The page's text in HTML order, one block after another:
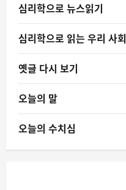
심리학으로 뉴스읽기
심리학으로 읽는 우리 사회
옛글 다시 보기
오늘의 말
오늘의 수치심